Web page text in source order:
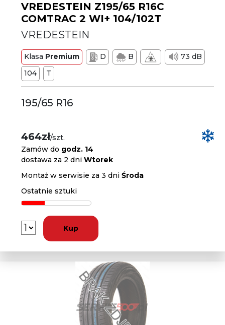
VREDESTEIN Z195/65 R16C
COMTRAC 2 WI+ 104/102T
VREDESTEIN
Klasa Premium D B
73 dB
104
T
195/65 R16
464zł/szt.
Zamów do godz. 14
dostawa za 2 dniWtorek
Montaż w serwisie za 3 dniŚroda
Ostatnie sztuki
Kup